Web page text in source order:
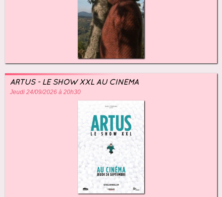
ARTUS - LE SHOW XXL AU CINÉMA
Jeudi 24/09/2026 à 20h30